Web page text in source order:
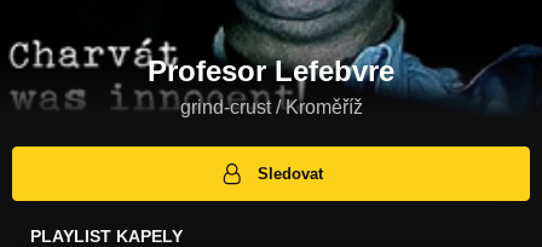
Profesor Lefebvre
grind-crust / Kroměříž
Sledovat
PLAYLIST KAPELY